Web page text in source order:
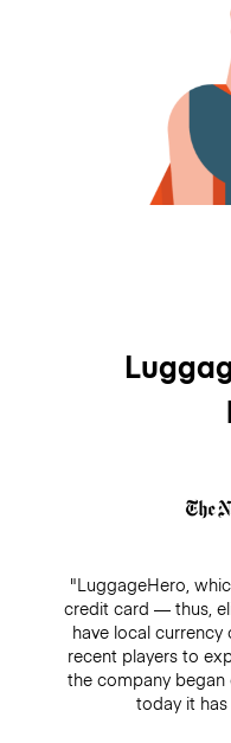
"LuggageHero,
credit card — thus,
have local
recent players to
the company
today it